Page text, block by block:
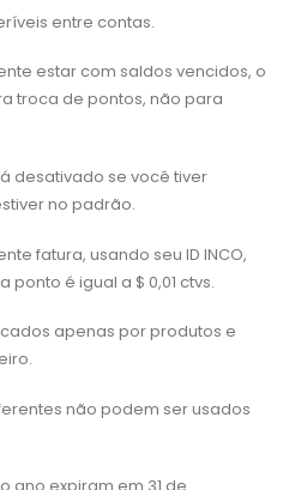
entre contas.
estar com saldos vencidos, o
troca de pontos, não para
desativado se você tiver
no padrão.
fatura, usando seu ID INCO,
é igual a $ 0,01 ctvs.
apenas por produtos e
não podem ser usados